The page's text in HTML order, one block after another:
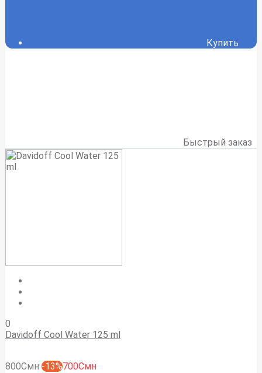
Купить
Быстрый заказ
0
Davidoff Cool Water 125 ml
800Смн -13%700Смн